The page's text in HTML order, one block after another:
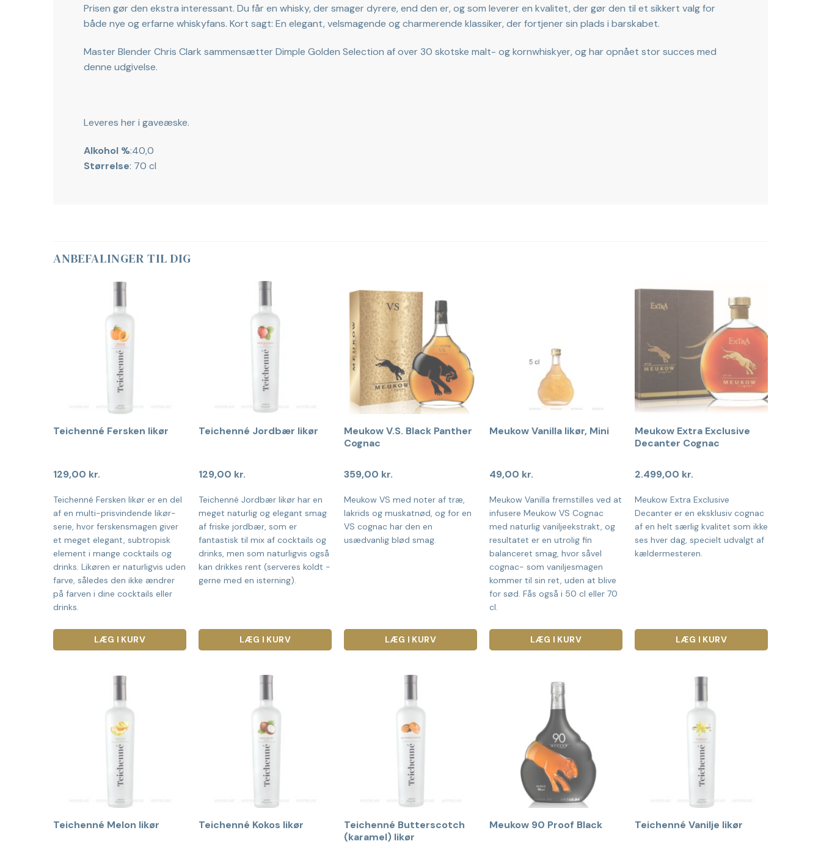
Prisen gør den ekstra interessant. Du får en whisky, der smager dyrere, end den er, og som leverer en kvalitet, der gør den til et sikkert valg for
både nye og erfarne whiskyfans. Kort sagt: En elegant, velsmagende og charmerende klassiker, der fortjener sin plads i barskabet.
Master Blender Chris Clark sammensætter Dimple Golden Selection af over 30 skotske malt- og kornwhiskyer, og har opnået stor succes med
denne udgivelse.
Leveres her i gaveæske.
Alkohol %:40,0
Størrelse: 70 cl
ANBEFALINGER TIL DIG
Teichenné Fersken likør
129,00 kr.
Teichenné Fersken likør er en del
af en multi-prisvindende likør-
serie, hvor ferskensmagen giver
et meget elegant, subtropisk
element i mange cocktails og
drinks. Likøren er naturligvis uden
farve, således den ikke ændrer
på farven i dine cocktails eller
drinks.
LÆG I KURV
Teichenné Jordbær likør
129,00 kr.
Teichenné Jordbær likør har en
meget naturlig og elegant smag
af friske jordbær, som er
fantastisk til mix af cocktails og
drinks, men som naturligvis også
kan drikkes rent (serveres koldt -
gerne med en isterning).
LÆG I KURV
Meukow V.S. Black Panther
Cognac
359,00 kr.
Meukow VS med noter af træ,
lakrids og muskatnød, og for en
VS cognac har den en
usædvanlig blød smag.
LÆG I KURV
Meukow Vanilla likør, Mini
49,00 kr.
Meukow Vanilla fremstilles ved at
infusere Meukow VS Cognac
med naturlig vaniljeekstrakt, og
resultatet er en utrolig fin
balanceret smag, hvor såvel
cognac- som vaniljesmagen
kommer til sin ret, uden at blive
for sød. Fås også i 50 cl eller 70
cl.
LÆG I KURV
Meukow Extra Exclusive
Decanter Cognac
2.499,00 kr.
Meukow Extra Exclusive
Decanter er en eksklusiv cognac
af en helt særlig kvalitet som ikke
ses hver dag, specielt udvalgt af
kældermesteren.
LÆG I KURV
Teichenné Melon likør Teichenné Kokos likør
Teichenné Butterscotch
(karamel) likør
Meukow 90 Proof Black Teichenné Vanilje likør